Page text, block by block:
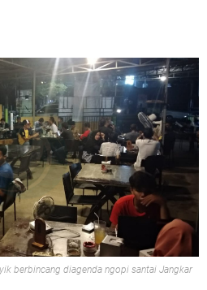
berbincang diagenda ngopi santai Jangkar